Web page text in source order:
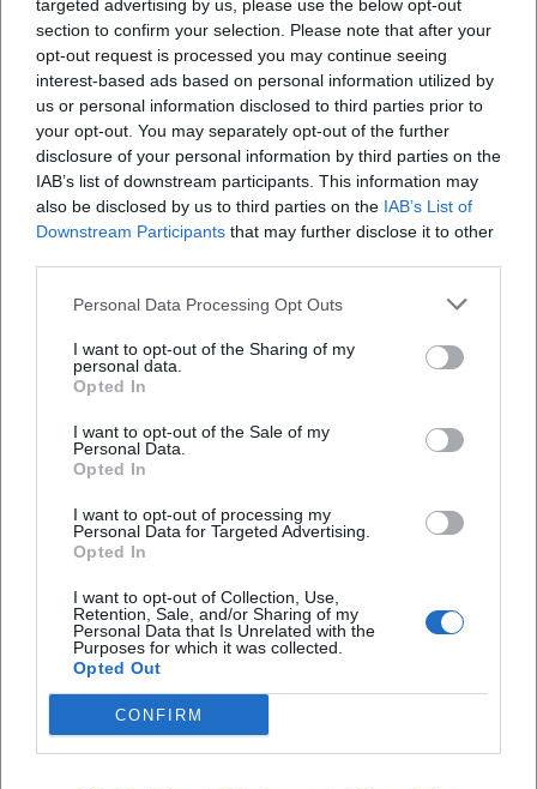
targeted advertising by us, please use the below opt-out
section to confirm your selection. Please note that after your
opt-out request is processed you may continue seeing
interest-based ads based on personal information utilized by
us or personal information disclosed to third parties prior to
your opt-out. You may separately opt-out of the further
disclosure of your personal information by third parties on the
IAB’s list of downstream participants. This information may
also be disclosed by us to third parties on the IAB’s List of
Downstream Participants that may further disclose it to other
Personal Data Processing Opt Outs
I want to opt-out of the Sharing of my
personal data.
Opted In
I want to opt-out of the Sale of my
Personal Data.
Opted In
I want to opt-out of processing my
Personal Data for Targeted Advertising.
Opted In
I want to opt-out of Collection, Use,
Retention, Sale, and/or Sharing of my
Personal Data that Is Unrelated with the
Purposes for which it was collected.
Opted Out
CONFIRM
Open in Google Maps
Wann beginnt die Show
Gibt es eine Angabe zur Dauer
Wie ist die Anreise und der Einlass geregelt
Gibt es Informationen zu Barrierefreiheit und
Service
Was kostet ein Ticket